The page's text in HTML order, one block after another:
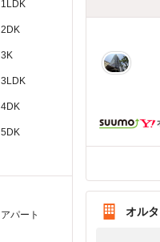
1LDK
2DK
3K
3LDK
4DK
5DK
アパート
オル